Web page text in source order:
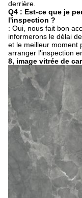
derrière.
Q4 : Est-ce que je
l'inspection ?
: Oui, nous fait bon
informerons le délai
et le meilleur moment
arranger l'inspection
8, image vitrée de